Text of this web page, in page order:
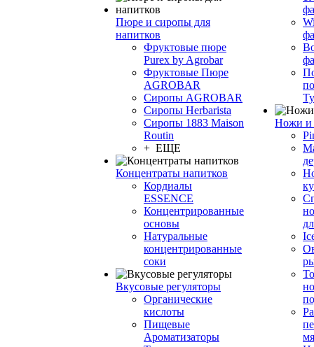
Пюре и сиропы для
напитков
Фруктовые пюре
Purex by Agrobar
Фруктовые Пюре
AGROBAR
Сиропы AGROBAR
Сиропы Herbarista
Сиропы 1883 Maison
Routin
+ ЕЩЕ
Концентраты напитков
Кордиалы
ESSENCE
Концентрированные
основы
Натуральные
концентрированные
соки
Вкусовые регуляторы
Органические
кислоты
Пищевые
Ароматизаторы
Ножи и